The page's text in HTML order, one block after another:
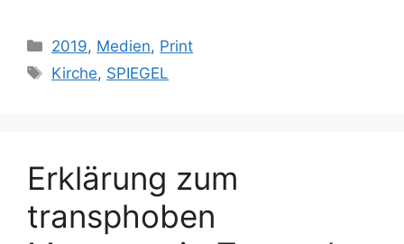
Kategorien
2019, Medien, Print
Schlagwörter
Kirche, SPIEGEL
Erklärung zum
transphoben